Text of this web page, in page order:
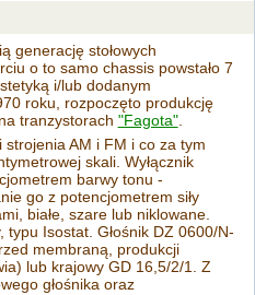
generację stołowych
o to samo chassis powstało 7
i/lub dodanym
roku, rozpoczęto produkcję
tranzystorach "Fagota".
strojenia AM i FM i co za tym
skali. Wyłącznik
barwy tonu -
go z potencjometrem siły
białe, szare lub niklowane.
typu Isostat. Głośnik DZ 0600/N-
membraną, produkcji
lub krajowy GD 16,5/2/1. Z
głośnika oraz